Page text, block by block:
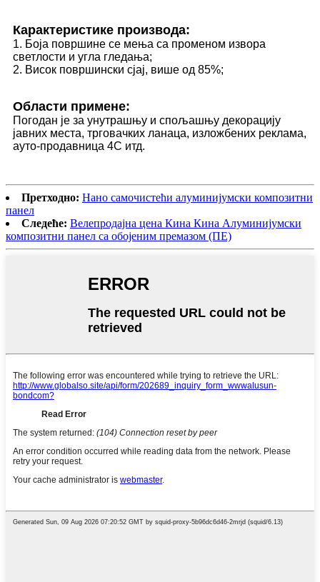
Карактеристике производа:
1. Боја површине се мења са променом извора
светлости и угла гледања;
2. Висок површински сјај, више од 85%;
Области примене:
Погодан је за унутрашњу и спољашњу декорацију
јавних места, трговачких ланаца, изложбених реклама,
ауто-продавница 4С итд.
Претходно: Нано самочистећи алуминијумски композитни
панел
Следеће: Велепродајна цена Кина Кина Алуминијумски
композитни панел са обојеним премазом (ПЕ)